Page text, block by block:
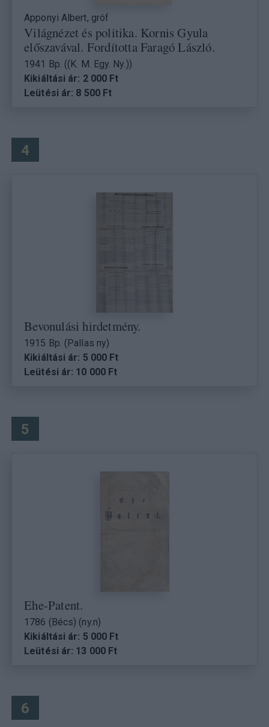
Apponyi Albert, gróf
Világnézet és politika. Kornis Gyula
előszavával. Fordította Faragó László.
1941 Bp. ((K. M. Egy. Ny.))
Kikiáltási ár: 2 000 Ft
Leütési ár: 8 500 Ft
4
Bevonulási hirdetmény.
1915 Bp. (Pallas ny)
Kikiáltási ár: 5 000 Ft
Leütési ár: 10 000 Ft
5
Ehe-Patent.
1786 (Bécs) (ny.n)
Kikiáltási ár: 5 000 Ft
Leütési ár: 13 000 Ft
6